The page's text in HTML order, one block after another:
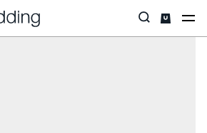
Montessorri